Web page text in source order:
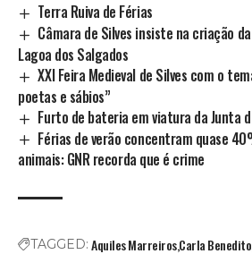
Terra Ruiva de Férias
Câmara de Silves insiste na criação
Lagoa dos Salgados
XXI Feira Medieval de Silves com o
poetas e sábios”
Furto de bateria em viatura da Junta
Férias de verão concentram quase
animais: GNR recorda que é crime
TAGGED: Aquiles MarreirosCarla Benedito